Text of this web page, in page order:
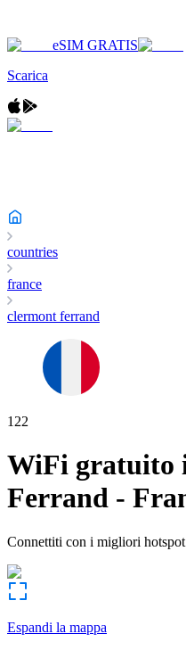
eSIM GRATIS
Scarica
countries
france
clermont ferrand
122
WiFi gratuito
Ferrand -
Connettiti con i migliori
Espandi la mappa